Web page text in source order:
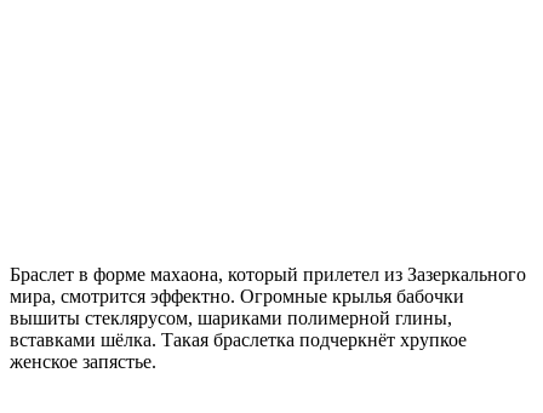
Браслет в форме махаона, который прилетел из Зазеркального
мира, смотрится эффектно. Огромные крылья бабочки
вышиты стеклярусом, шариками полимерной глины,
вставками шёлка. Такая браслетка подчеркнёт хрупкое
женское запястье.